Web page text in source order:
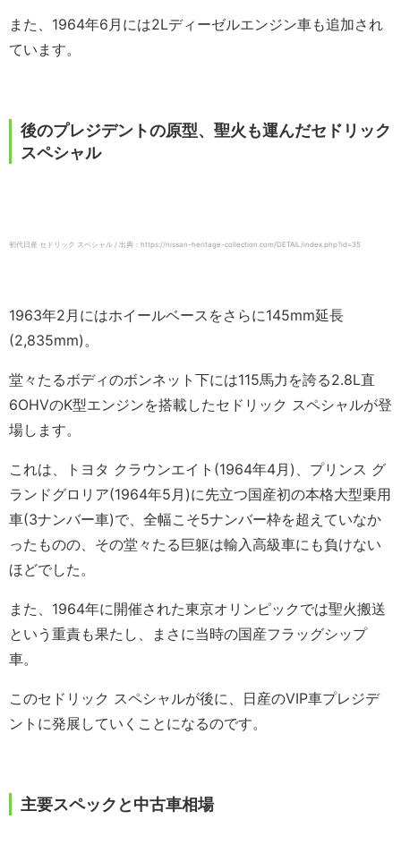
また、1964年6月には2Lディーゼルエンジン車も追加され
ています。
後のプレジデントの原型、聖火も運んだセドリック
スペシャル
初代日産 セドリック スペシャル / 出典：https://nissan-heritage-collection.com/DETAIL/index.php?id=35
1963年2月にはホイールベースをさらに145mm延長
(2,835mm)。
堂々たるボディのボンネット下には115馬力を誇る2.8L直
6OHVのK型エンジンを搭載したセドリック スペシャルが登
場します。
これは、トヨタ クラウンエイト(1964年4月)、プリンス グ
ランドグロリア(1964年5月)に先立つ国産初の本格大型乗用
車(3ナンバー車)で、全幅こそ5ナンバー枠を超えていなか
ったものの、その堂々たる巨躯は輸入高級車にも負けない
ほどでした。
また、1964年に開催された東京オリンピックでは聖火搬送
という重責も果たし、まさに当時の国産フラッグシップ
車。
このセドリック スペシャルが後に、日産のVIP車プレジデ
ントに発展していくことになるのです。
主要スペックと中古車相場